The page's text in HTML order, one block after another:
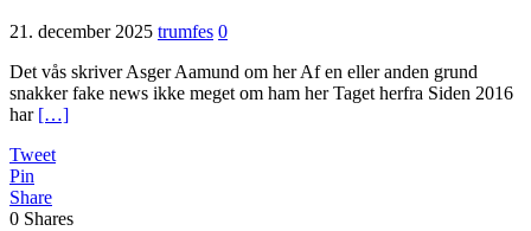
21. december 2025 trumfes 0
Det vås skriver Asger Aamund om her Af en eller anden grund
snakker fake news ikke meget om ham her Taget herfra Siden 2016
har […]
Tweet
Pin
Share
0 Shares